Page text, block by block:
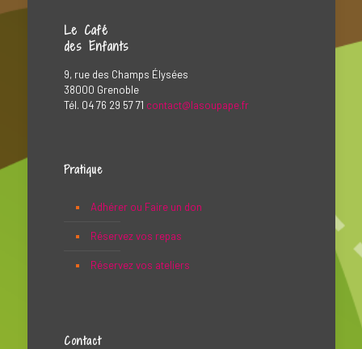
Le Café
des Enfants
9, rue des Champs Élysées
38000 Grenoble
Tél. 04 76 29 57 71 contact@lasoupape.fr
Pratique
Adhérer ou Faire un don
Réservez vos repas
Réservez vos ateliers
Contact